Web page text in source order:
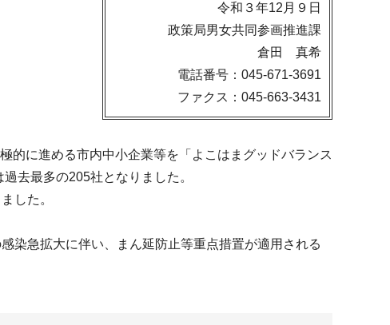
令和３年12月９日
政策局男女共同参画推進課
倉田 真希
電話番号：045-671-3691
ファクス：045-663-3431
的に進める市内中小企業等を「よこはまグッドバランス
去最多の205社となりました。
した。
染急拡大に伴い、まん延防止等重点措置が適用される